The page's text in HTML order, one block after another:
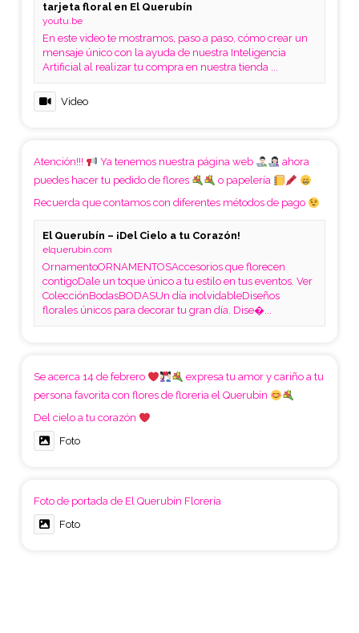
tarjeta floral en El Querubín
youtu.be
En este video te mostramos, paso a paso, cómo crear un
mensaje único con la ayuda de nuestra Inteligencia
Artificial al realizar tu compra en nuestra tienda ...
Video
Atención!!! Ya tenemos nuestra página web
ahora
puedes hacer tu pedido de flores
o papelería
Recuerda que contamos con diferentes métodos de pago
El Querubín – ¡Del Cielo a tu Corazón!
elquerubin.com
OrnamentoORNAMENTOSAccesorios que florecen
contigoDale un toque único a tu estilo en tus eventos. Ver
ColecciónBodasBODASUn día inolvidableDiseños
florales únicos para decorar tu gran día. Dise�...
Se acerca 14 de febrero
expresa tu amor y cariño a tu
persona favorita con flores de floreria el Querubín
Del cielo a tu corazón
Foto
Foto de portada de El Querubín Florería
Foto